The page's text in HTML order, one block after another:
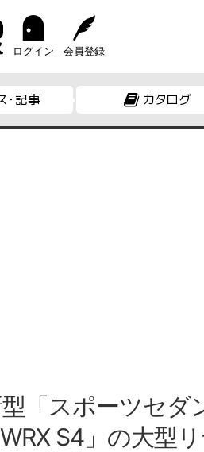
ログイン 会員登録
・記事 カタログ
「スポーツセダ
S4」の大型